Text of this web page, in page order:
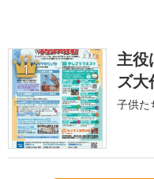
1
主役
ズ大
子供た